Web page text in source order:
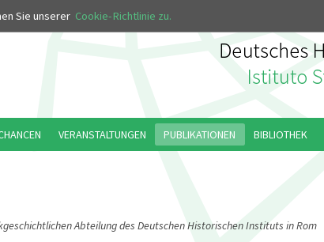
Sie unserer Cookie-Richtlinie zu.
Abteilung des Deutschen Historischen Instituts in Rom
VERANSTALTUNGEN PUBLIKATIONEN BIBLIOTHEK